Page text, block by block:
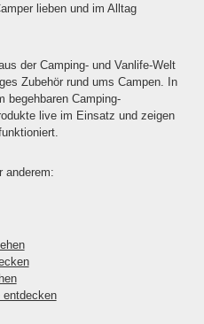
lieben und im Alltag
der Camping- und Vanlife-Welt
Zubehör rund ums Campen. In
begehbaren Camping-
live im Einsatz und zeigen
anderem: